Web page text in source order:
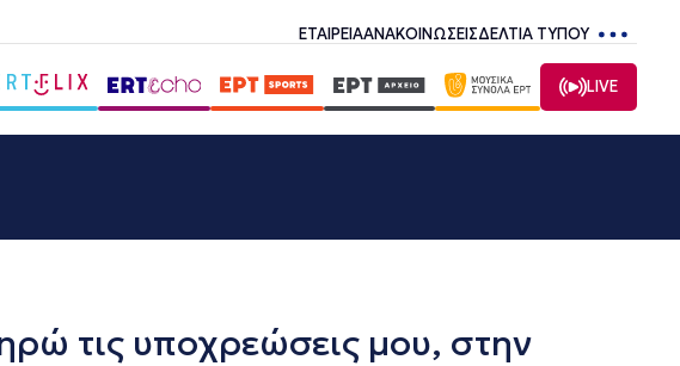
ΕΤΑΙΡΕΙΑΑΝΑΚΟΙΝΩΣΕΙΣΔΕΛΤΙΑ ΤΥΠΟΥ
LIVE
τις υποχρεώσεις μου, στην